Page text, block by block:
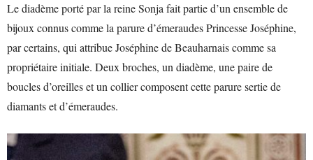
Le diadème porté par la reine Sonja fait partie d’un ensemble de
bijoux connus comme la parure d’émeraudes Princesse Joséphine,
par certains, qui attribue Joséphine de Beauharnais comme sa
propriétaire initiale. Deux broches, un diadème, une paire de
boucles d’oreilles et un collier composent cette parure sertie de
diamants et d’émeraudes.